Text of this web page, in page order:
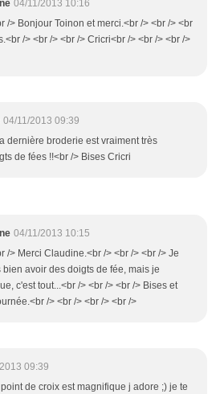
04/11/2013 10:16
/> Bonjour Toinon et merci.<br /> <br /> <br
/> <br /> <br /> Cricri<br /> <br /> <br />
04/11/2013 09:39
dernière broderie est vraiment très
de fées !!<br /> Bises Cricri
04/11/2013 10:15
/> Merci Claudine.<br /> <br /> <br /> Je
bien avoir des doigts de fée, mais je
c'est tout...<br /> <br /> <br /> Bises et
/> <br /> <br /> <br />
09:39
de croix est magnifique j adore ;) je te